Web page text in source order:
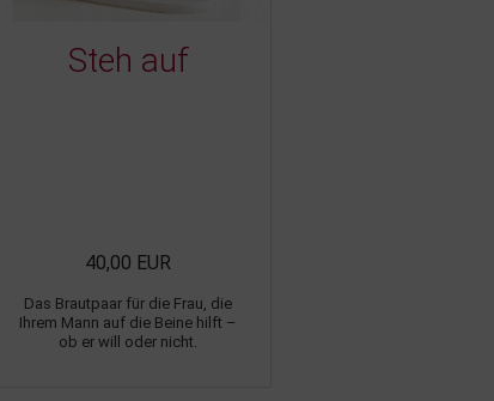
Steh auf
40,00 EUR
Das Brautpaar für die Frau, die
Ihrem Mann auf die Beine hilft –
ob er will oder nicht.